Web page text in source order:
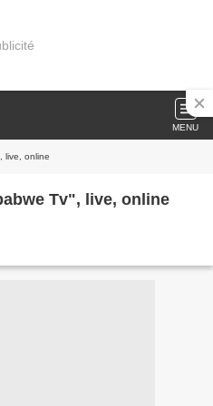
MENU
live, online
Tv", live, online